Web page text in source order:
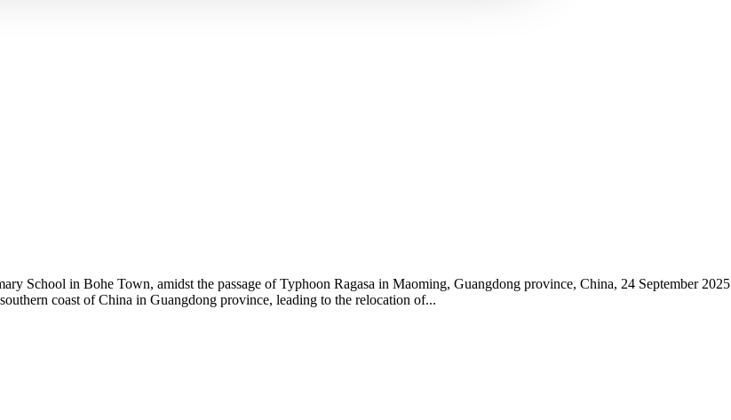
School in Bohe Town, amidst the passage of Typhoon Ragasa in Maoming, Guangdong province, China, 24 September
coast of China in Guangdong province, leading to the relocation of...